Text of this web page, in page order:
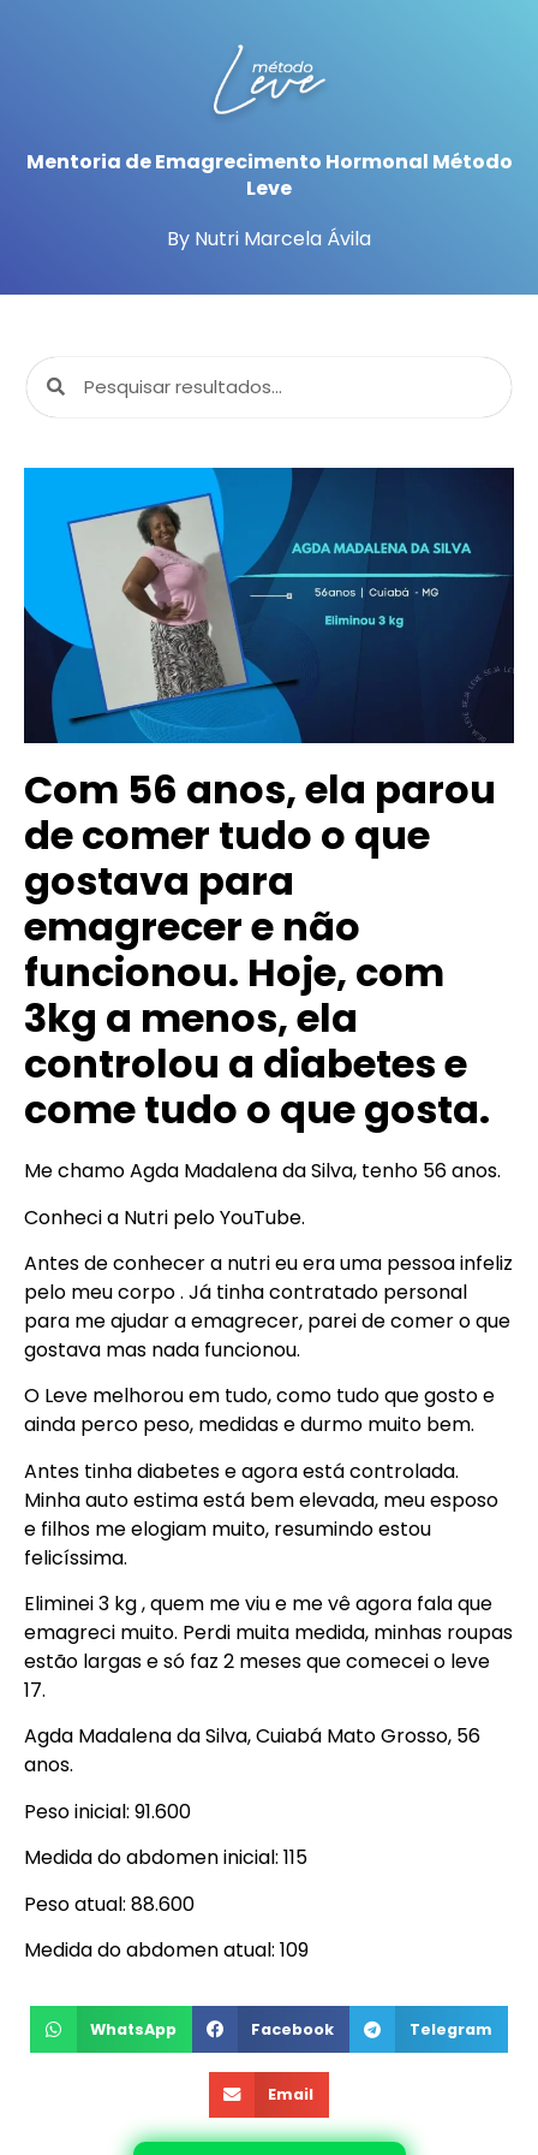
Mentoria de Emagrecimento Hormonal Método
Leve
By Nutri Marcela Ávila
Com 56 anos, ela parou
de comer tudo o que
gostava para
emagrecer e não
funcionou. Hoje, com
3kg a menos, ela
controlou a diabetes e
come tudo o que gosta.
Me chamo Agda Madalena da Silva, tenho 56 anos.
Conheci a Nutri pelo YouTube.
Antes de conhecer a nutri eu era uma pessoa infeliz
pelo meu corpo . Já tinha contratado personal
para me ajudar a emagrecer, parei de comer o que
gostava mas nada funcionou.
O Leve melhorou em tudo, como tudo que gosto e
ainda perco peso, medidas e durmo muito bem.
Antes tinha diabetes e agora está controlada.
Minha auto estima está bem elevada, meu esposo
e filhos me elogiam muito, resumindo estou
felicíssima.
Eliminei 3 kg , quem me viu e me vê agora fala que
emagreci muito. Perdi muita medida, minhas roupas
estão largas e só faz 2 meses que comecei o leve
17.
Agda Madalena da Silva, Cuiabá Mato Grosso, 56
anos.
Peso inicial: 91.600
Medida do abdomen inicial: 115
Peso atual: 88.600
Medida do abdomen atual: 109
WhatsApp Facebook Telegram
Email